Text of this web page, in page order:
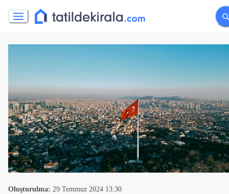
Oluşturulma: 29 Temmuz 2024 13:30